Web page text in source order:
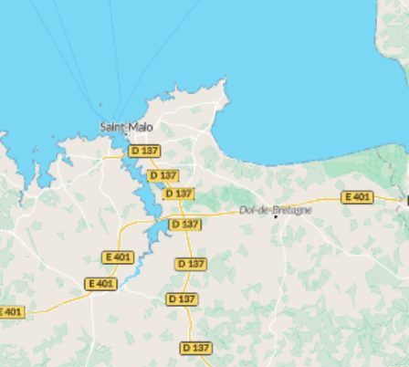
territoire. Cette dynamique se traduit par une
demande constante de logements, en particulier
dans les zones urbaines et périurbaines.
Choisir unlogement neuf en Loire-Atlantique,
c’est également bénéficier de standards de
construction exigeants. Les programmes récents
respectent la réglementation environnementale
RE2020, garantissant une excellente performance
énergétique, un confort thermique renforcé et des
charges maîtrisées. À cela s’ajoutent des plans
optimisés et des prestations modernes, en phase
avec les attentes actuelles.